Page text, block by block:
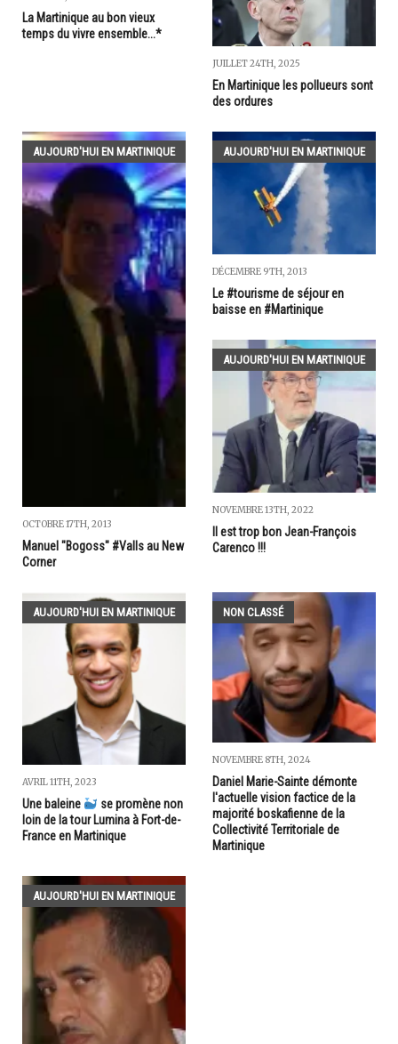
La Martinique au bon vieux
temps du vivre ensemble...*
JUILLET 24TH, 2025
En Martinique les pollueurs sont
des ordures
AUJOURD'HUI EN MARTINIQUE
OCTOBRE 17TH, 2013
Manuel "Bogoss" #Valls au New
Corner
AUJOURD'HUI EN MARTINIQUE
DÉCEMBRE 9TH, 2013
Le #tourisme de séjour en
baisse en #Martinique
AUJOURD'HUI EN MARTINIQUE
NOVEMBRE 13TH, 2022
Il est trop bon Jean-François
Carenco !!!
AUJOURD'HUI EN MARTINIQUE
AVRIL 11TH, 2023
Une baleine
se promène non
loin de la tour Lumina à Fort-de-
France en Martinique
NON CLASSÉ
NOVEMBRE 8TH, 2024
Daniel Marie-Sainte démonte
l'actuelle vision factice de la
majorité boskafienne de la
Collectivité Territoriale de
Martinique
AUJOURD'HUI EN MARTINIQUE